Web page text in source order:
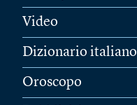
Video
Dizionario italiano
Oroscopo